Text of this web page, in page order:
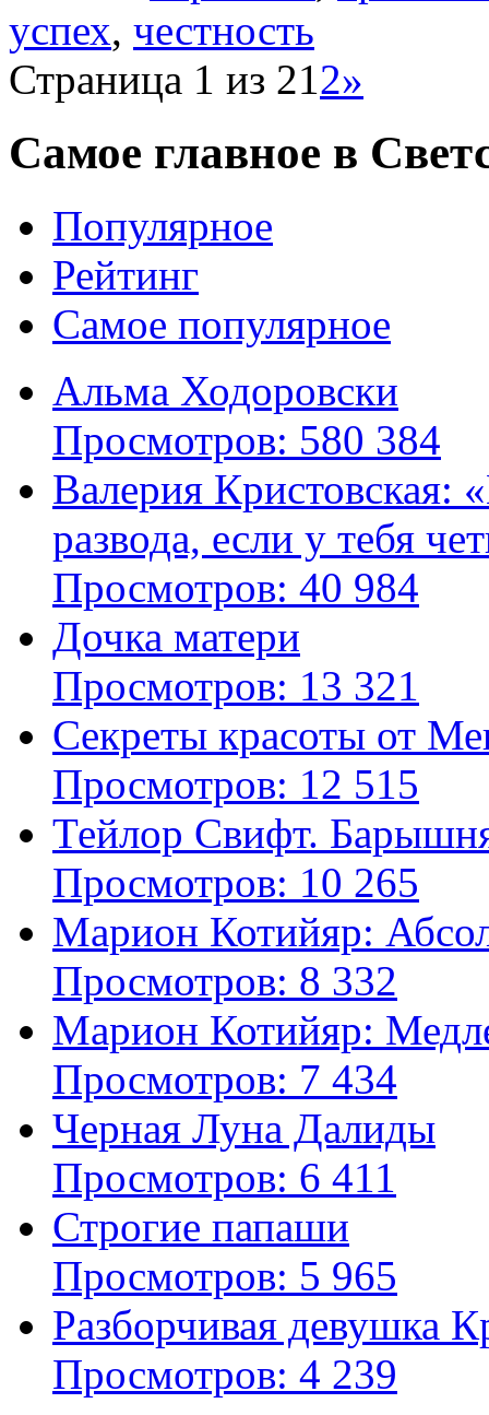
успех, честность
Страница 1 из 212»
Самое главное в
Популярное
Рейтинг
Самое популярное
Альма Ходоровски
Просмотров: 580 384
Валерия Кристовская:
развода, если у тебя
Просмотров: 40 984
Дочка матери
Просмотров: 13 321
Секреты красоты от
Просмотров: 12 515
Тейлор Свифт.
Просмотров: 10 265
Марион Котийяр:
Просмотров: 8 332
Марион Котийяр:
Просмотров: 7 434
Черная Луна Далиды
Просмотров: 6 411
Строгие папаши
Просмотров: 5 965
Разборчивая девушка
Просмотров: 4 239